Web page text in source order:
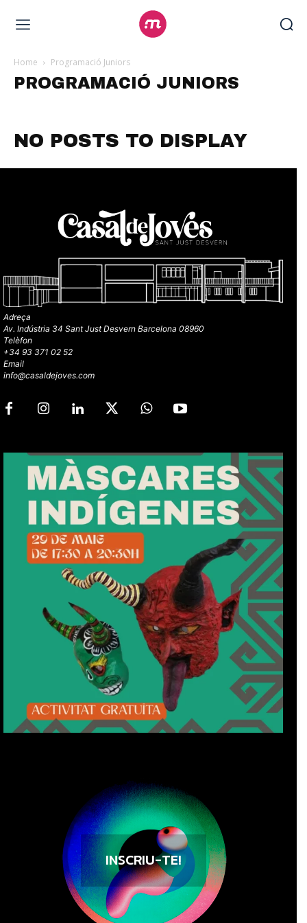
Home Programació Juniors
PROGRAMACIÓ JUNIORS
NO POSTS TO DISPLAY
Adreça
Av. Indústria 34 Sant Just Desvern Barcelona 08960
Telèfon
+34 93 371 02 52
Email
info@casaldejoves.com
INSCRIU-TE!